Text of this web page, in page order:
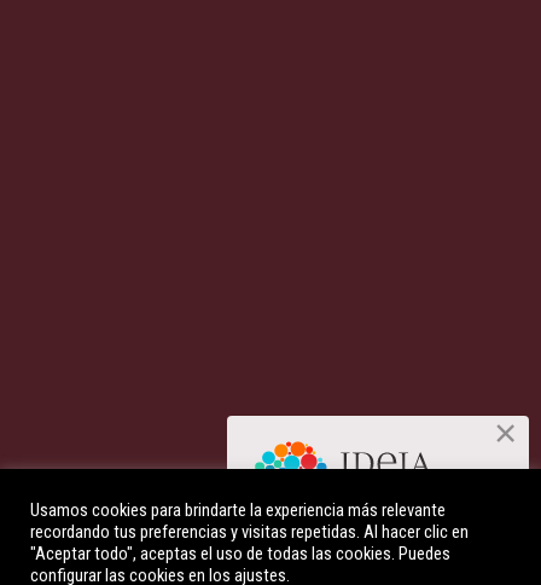
Miriam Subirana © 2026 Privacy policy Credit Contact English
Usamos cookies para brindarte la experiencia más relevante
recordando tus preferencias y visitas repetidas. Al hacer clic en
"Aceptar todo", aceptas el uso de todas las cookies. Puedes
configurar las cookies en los ajustes.
Descúbre qué es la Indagación